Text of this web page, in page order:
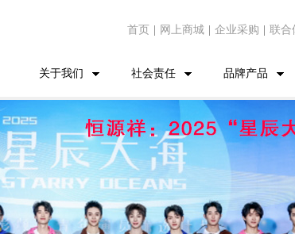
首页 网上商城 企业采购 联合
关于我们 社会责任 品牌产品